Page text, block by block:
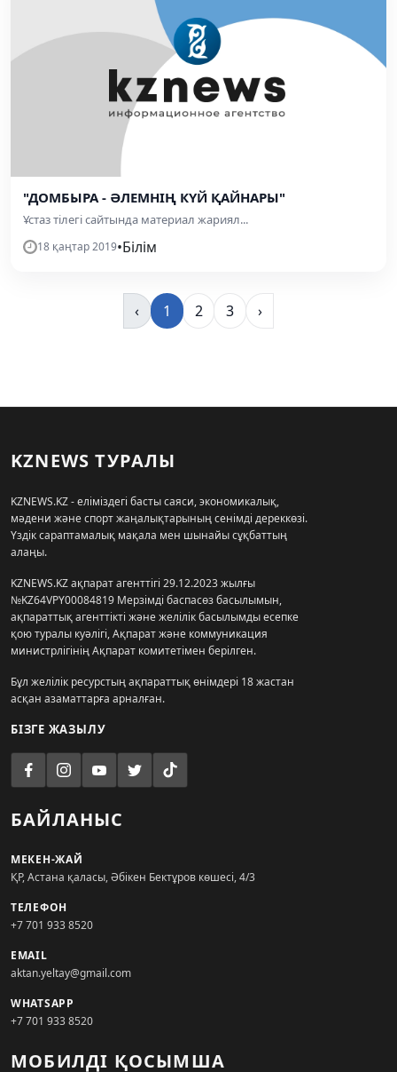
"ДОМБЫРА - ӘЛЕМНІҢ КҮЙ ҚАЙНАРЫ"
Ұстаз тілегі сайтында материал жариял...
18 қаңтар 2019•Білім
‹ 1 2 3 ›
KZNEWS ТУРАЛЫ
KZNEWS.KZ - еліміздегі басты саяси, экономикалық,
мәдени және спорт жаңалықтарының сенімді дереккөзі.
Үздік сараптамалық мақала мен шынайы сұқбаттың
алаңы.
KZNEWS.KZ ақпарат агенттігі 29.12.2023 жылғы
№KZ64VPY00084819 Мерзімді баспасөз басылымын,
ақпараттық агенттікті және желілік басылымды есепке
қою туралы куәлігі, Ақпарат және коммуникация
министрлігінің Ақпарат комитетімен берілген.
Бұл желілік ресурстың ақпараттық өнімдері 18 жастан
асқан азаматтарға арналған.
БІЗГЕ ЖАЗЫЛУ
БАЙЛАНЫС
МЕКЕН-ЖАЙ
ҚР, Астана қаласы, Әбікен Бектұров көшесі, 4/3
ТЕЛЕФОН
+7 701 933 8520
EMAIL
aktan.yeltay@gmail.com
WHATSAPP
+7 701 933 8520
МОБИЛДІ ҚОСЫМША